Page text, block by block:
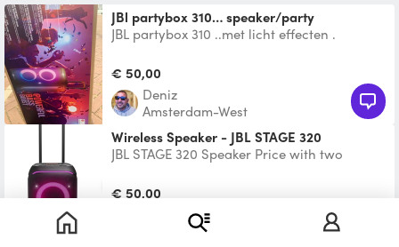
JBl partybox 310… speaker/party
JBL partybox 310 ..met licht effecten .
ingebouwde accu tot ma
€ 50,00
Deniz
Amsterdam-West
Wireless Speaker - JBL STAGE 320
JBL STAGE 320 Speaker Price with two
feestjes of voor andere
€ 50,00
Amsterdam-Oost